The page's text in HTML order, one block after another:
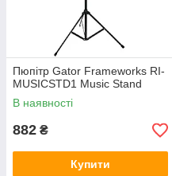
Пюпітр Gator Frameworks RI-
MUSICSTD1 Music Stand
В наявності
882 ₴
Купити